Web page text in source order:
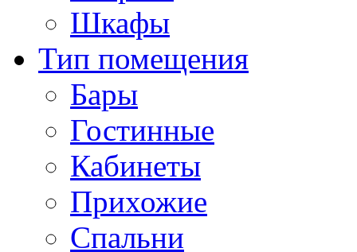
Шкафы
Тип помещения
Бары
Гостинные
Кабинеты
Прихожие
Спальни